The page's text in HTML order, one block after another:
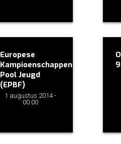
Europese
Kampioenschappen
Pool Jeugd
(EPBF)
1 augustus 2014 -
00:00